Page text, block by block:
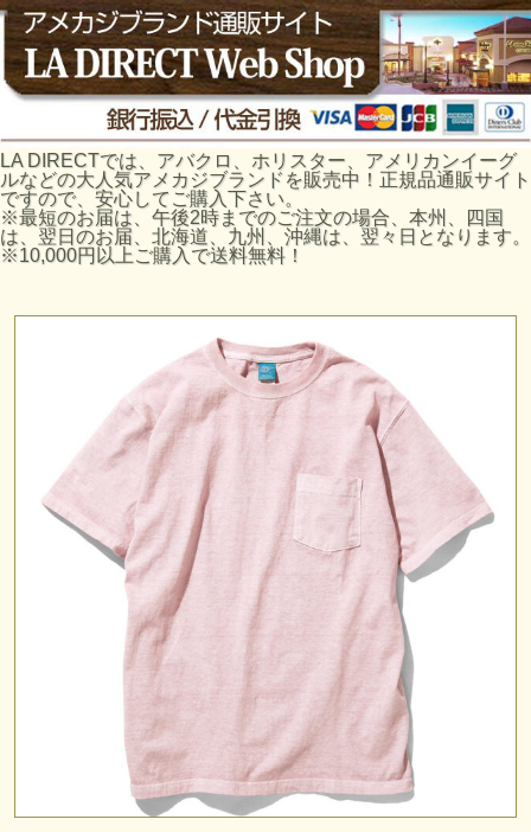
LA DIRECTでは、アバクロ、ホリスター、アメリカンイーグ
ルなどの大人気アメカジブランドを販売中！正規品通販サイト
ですので、安心してご購入下さい。
※最短のお届は、午後2時までのご注文の場合、本州、四国
は、翌日のお届、北海道、九州、沖縄は、翌々日となります。
※10,000円以上ご購入で送料無料！